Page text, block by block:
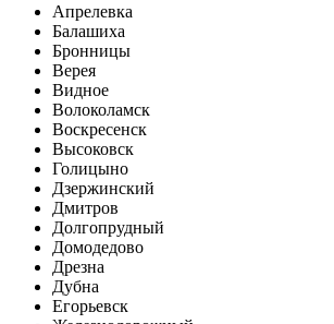
Апрелевка
Балашиха
Бронницы
Верея
Видное
Волоколамск
Воскресенск
Высоковск
Голицыно
Дзержинский
Дмитров
Долгопрудный
Домодедово
Дрезна
Дубна
Егорьевск